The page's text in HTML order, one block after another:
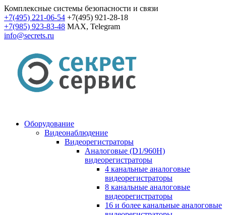
Комплексные системы безопасности и связи
+7(495) 221-06-54 +7(495) 921-28-18
+7(985) 923-83-48 MAX, Telegram
info@secrets.ru
Оборудование
Видеонаблюдение
Видеорегистраторы
Аналоговые (D1/960H)
видеорегистраторы
4 канальные аналоговые
видеорегистраторы
8 канальные аналоговые
видеорегистраторы
16 и более канальные аналоговые